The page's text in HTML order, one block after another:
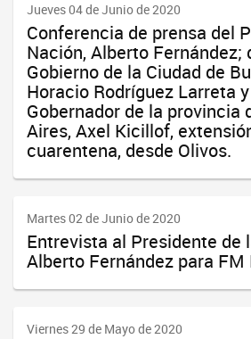
Jueves 04 de Junio de 2020
Conferencia de prensa del
Nación, Alberto Fernández;
Gobierno de la Ciudad de
Horacio Rodríguez Larreta
Gobernador de la provincia
Aires, Axel Kicillof,
cuarentena, desde Olivos.
Martes 02 de Junio de 2020
Entrevista al Presidente de
Alberto Fernández para FM
Viernes 29 de Mayo de 2020